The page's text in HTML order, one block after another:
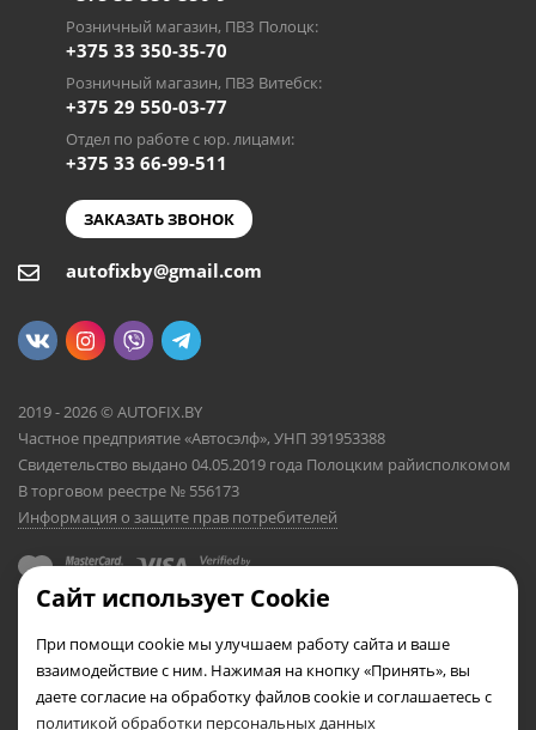
Розничный магазин, ПВЗ Полоцк:
+375 33 350-35-70
Розничный магазин, ПВЗ Витебск:
+375 29 550-03-77
Отдел по работе с юр. лицами:
+375 33 66-99-511
ЗАКАЗАТЬ ЗВОНОК
autofixby@gmail.com
2019 - 2026 © AUTOFIX.BY
Частное предприятие «Автосэлф», УНП 391953388
Свидетельство выдано 04.05.2019 года Полоцким райисполкомом
В торговом реестре № 556173
Информация о защите прав потребителей
Сайт использует Cookie
При помощи cookie мы улучшаем работу сайта и ваше
взаимодействие с ним. Нажимая на кнопку «Принять», вы
даете согласие на обработку файлов cookie и соглашаетесь с
политикой обработки персональных данных